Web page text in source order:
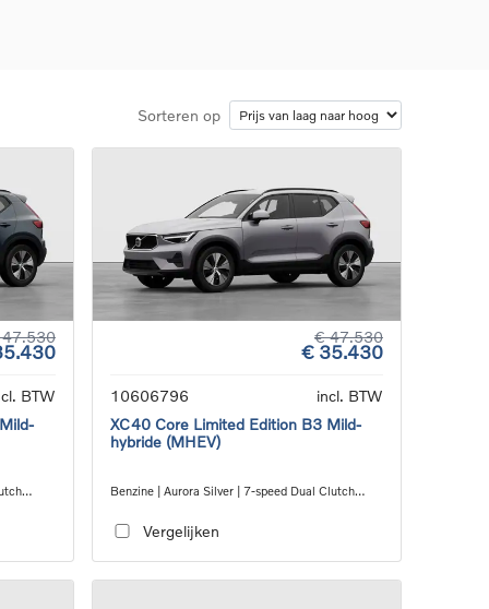
Sorteren op
BTW
€ 47.530
€ 35.430
10606796
incl. BTW
XC40 Core Limited Edition B3 Mild-
hybride (MHEV)
Benzine | Aurora Silver | 7-speed Dual Clutch
Vergelijken